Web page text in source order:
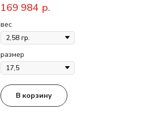
169 984 р.
вес
размер
В корзину